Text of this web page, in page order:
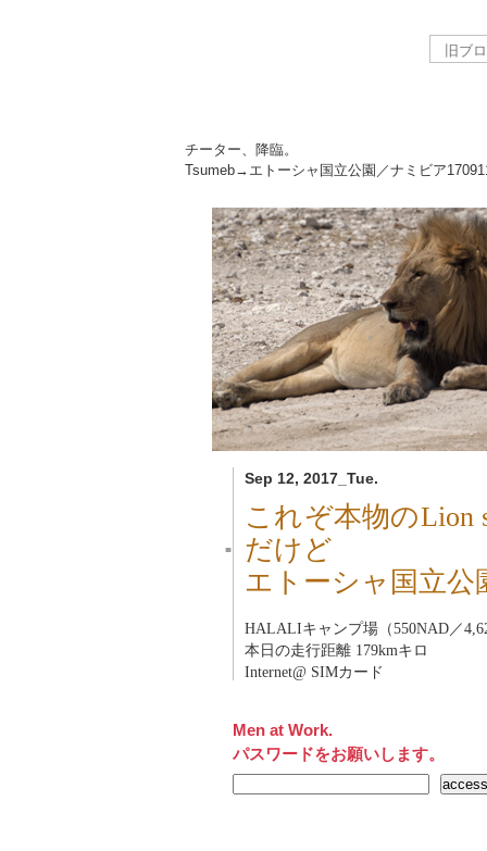
チーター、降臨。
Tsumeb→エトーシャ国立公園／ナミビア
Sep 12, 2017_Tue.
■
これぞ本物のLion
だけど
エトーシャ国立公
HALALIキャンプ場（550NAD／
本日の走行距離 179kmキロ
Internet@ SIMカード
Men at Work.
パスワードをお願いします。